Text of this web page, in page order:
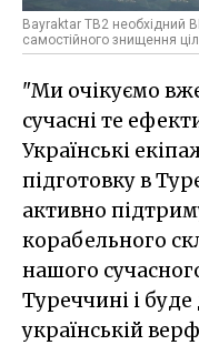
Bayraktar TB2 необхідний
самостійного знищення
"Ми очікуємо
сучасні те
Українські
підготовку в
активно
корабельного
нашого
Туреччині і
українській